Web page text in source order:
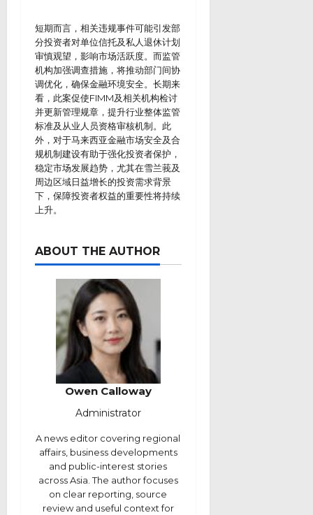
短期而言，相关违规事件可能引发部
分投资者对单位信托及私人退休计划
审慎观望，影响市场活跃度。而监管
机构加强调查措施，将推动部门间协
调优化，确保金融环境安全。长期来
看，此案促使FIMM及相关机构检讨
并更新管理规章，提升行业整体监管
标准及从业人员资格审核机制。此
外，对于马来西亚金融市场安全及合
规机制建设有助于强化投资者保护，
稳定市场发展趋势，尤其在雪兰莪及
周边区域日益增长的投资需求背景
下，保障投资者权益的重要性将持续
上升。
ABOUT THE AUTHOR
Owen Calloway
Administrator
A news editor covering regional
affairs, business developments
and public-interest stories
across Asia. The author focuses
on clear reporting, source
review and useful context for